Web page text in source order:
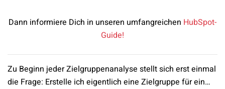
Dann informiere Dich in unseren umfangreichen HubSpot-
Guide!
Zu Beginn jeder Zielgruppenanalyse stellt sich erst einmal
die Frage: Erstelle ich eigentlich eine Zielgruppe für ein…